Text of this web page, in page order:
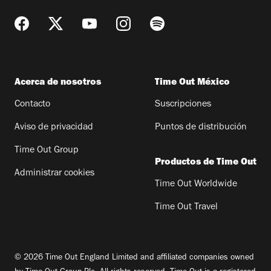
Acerca de nosotros
Contacto
Aviso de privacidad
Time Out Group
Administrar cookies
Time Out México
Suscripciones
Puntos de distribución
Productos de Time Out
Time Out Worldwide
Time Out Travel
© 2026 Time Out England Limited and affiliated companies owned